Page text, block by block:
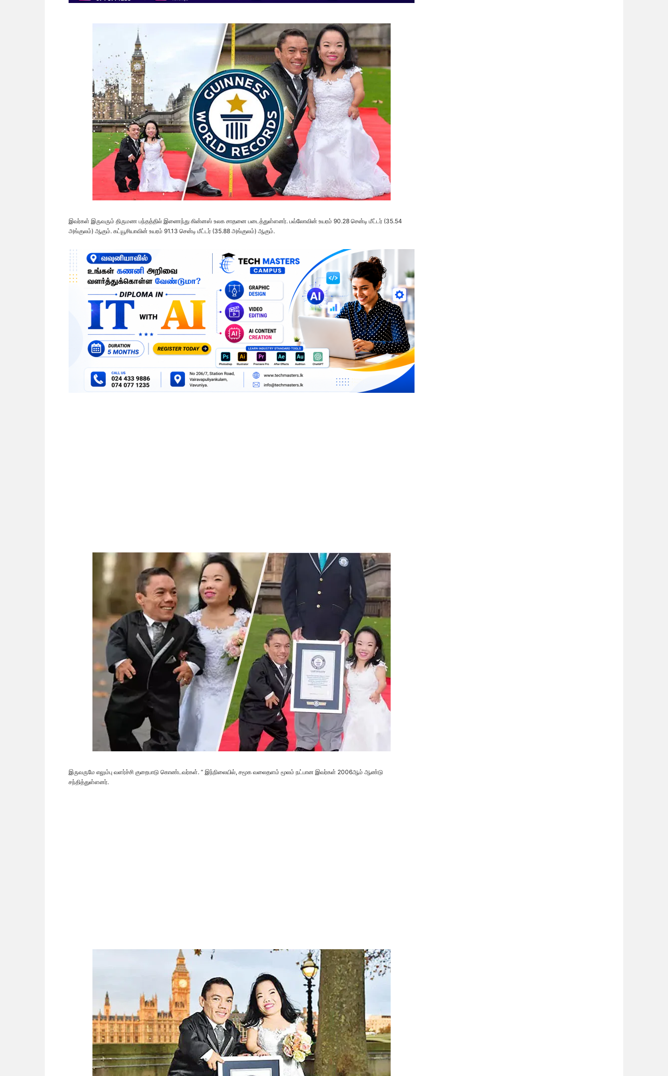
இவர்கள் இருவரும் திருமண பந்தத்தில் இணைந்து கின்னஸ் உலக சாதனை படைத்துள்ளனர். பவ்லோவின் உயரம் 90.28 சென்டி மீட்டர் (35.54
அங்குலம்) ஆகும். கட்யூசியாவின் உயரம் 91.13 சென்டி மீட்டர் (35.88 அங்குலம்) ஆகும்.
இருவருமே எலும்பு வளர்ச்சி குறைபாடு கொண்டவர்கள். “ இந்நிலையில், சமூக வலைதளம் மூலம் நட்பான இவர்கள் 2006ஆம் ஆண்டு
சந்தித்துள்ளனர்.